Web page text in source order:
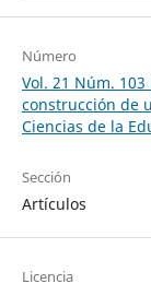
Número
Vol. 21 Núm.
construcción de
Ciencias de la
Sección
Artículos
Licencia